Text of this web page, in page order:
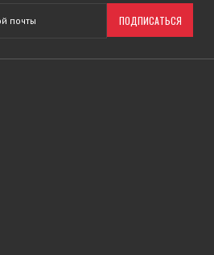
ПОДПИСАТЬСЯ